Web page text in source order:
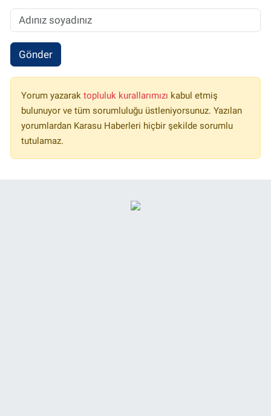
Gönder
Yorum yazarak topluluk kurallarımızı kabul etmiş
bulunuyor ve tüm sorumluluğu üstleniyorsunuz. Yazılan
yorumlardan Karasu Haberleri hiçbir şekilde sorumlu
tutulamaz.